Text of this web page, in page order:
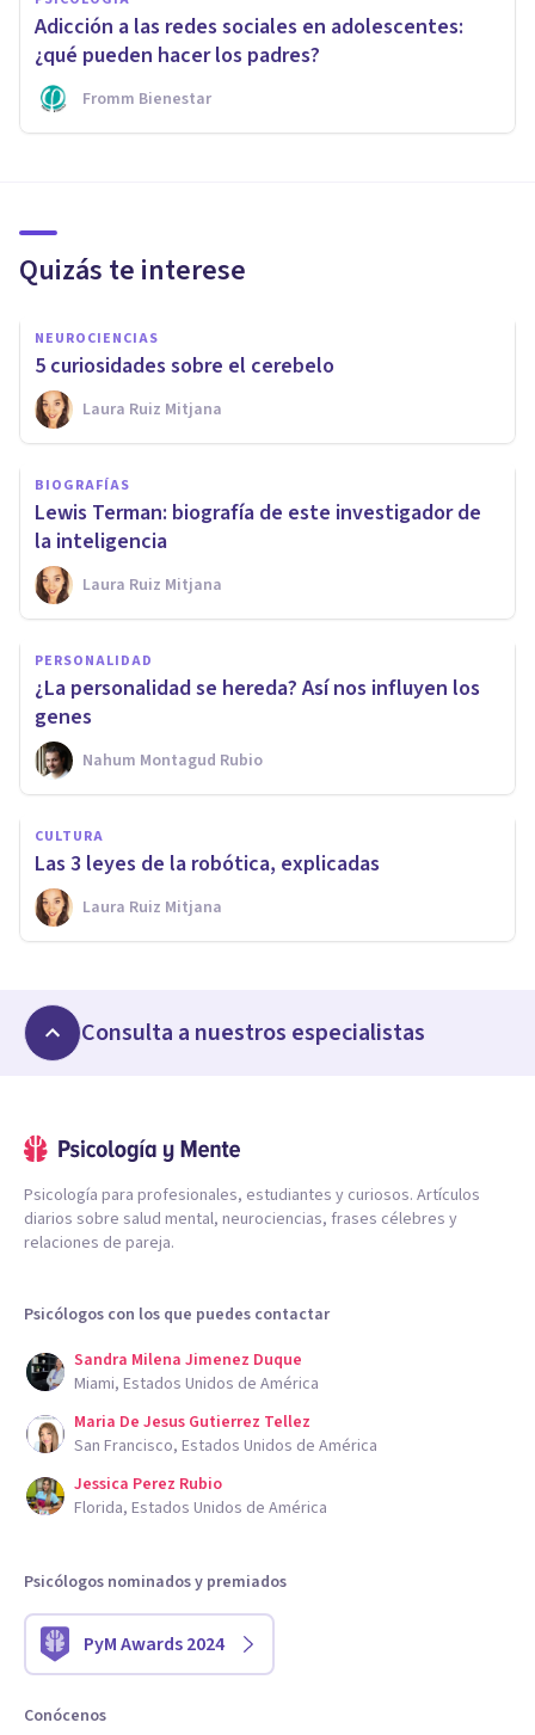
Adicción a las redes sociales en adolescentes:
¿qué pueden hacer los padres?
Fromm Bienestar
Quizás te interese
NEUROCIENCIAS
5 curiosidades sobre el cerebelo
Laura Ruiz Mitjana
BIOGRAFÍAS
Lewis Terman: biografía de este investigador de
la inteligencia
Laura Ruiz Mitjana
PERSONALIDAD
¿La personalidad se hereda? Así nos influyen los
genes
Nahum Montagud Rubio
CULTURA
Las 3 leyes de la robótica, explicadas
Laura Ruiz Mitjana
Consulta a nuestros especialistas
Psicología para profesionales, estudiantes y curiosos. Artículos
diarios sobre salud mental, neurociencias, frases célebres y
relaciones de pareja.
Psicólogos con los que puedes contactar
Sandra Milena Jimenez Duque
Miami, Estados Unidos de América
Maria De Jesus Gutierrez Tellez
San Francisco, Estados Unidos de América
Jessica Perez Rubio
Florida, Estados Unidos de América
Psicólogos nominados y premiados
PyM Awards 2024
Conócenos